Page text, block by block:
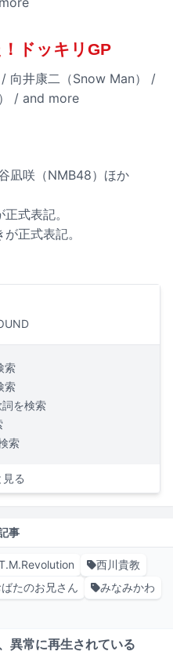
ドッキリGP
向井康二（Snow Man） /
/ and more
凪咲（NMB48）ほか
式表記。
正式表記。
索
索
を検索
索
見る
事
西川貴教
たのお兄さん
みなみかわ
異常に再生されている